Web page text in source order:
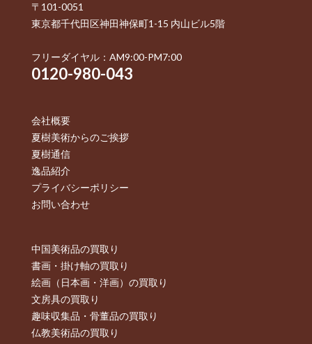
〒101-0051
東京都千代田区神田神保町1-15 内山ビル5階
フリーダイヤル：AM9:00-PM7:00
0120-980-043
会社概要
夏樹美術からのご挨拶
夏樹通信
逸品紹介
プライバシーポリシー
お問い合わせ
中国美術品の買取り
書画・掛け軸の買取り
絵画（日本画・洋画）の買取り
文房具の買取り
趣味収集品・骨董品の買取り
仏教美術品の買取り